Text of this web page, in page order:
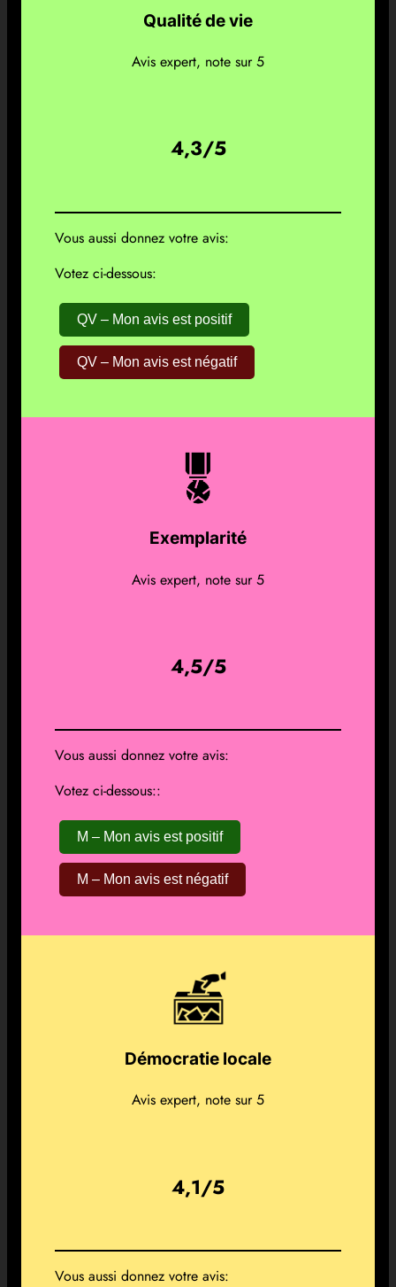
Qualité de vie
Avis expert, note sur 5
4,3/5
Vous aussi donnez votre avis:
Votez ci-dessous:
QV – Mon avis est positif
QV – Mon avis est négatif
Exemplarité
Avis expert, note sur 5
4,5/5
Vous aussi donnez votre avis:
Votez ci-dessous::
M – Mon avis est positif
M – Mon avis est négatif
Démocratie locale
Avis expert, note sur 5
4,1/5
Vous aussi donnez votre avis: